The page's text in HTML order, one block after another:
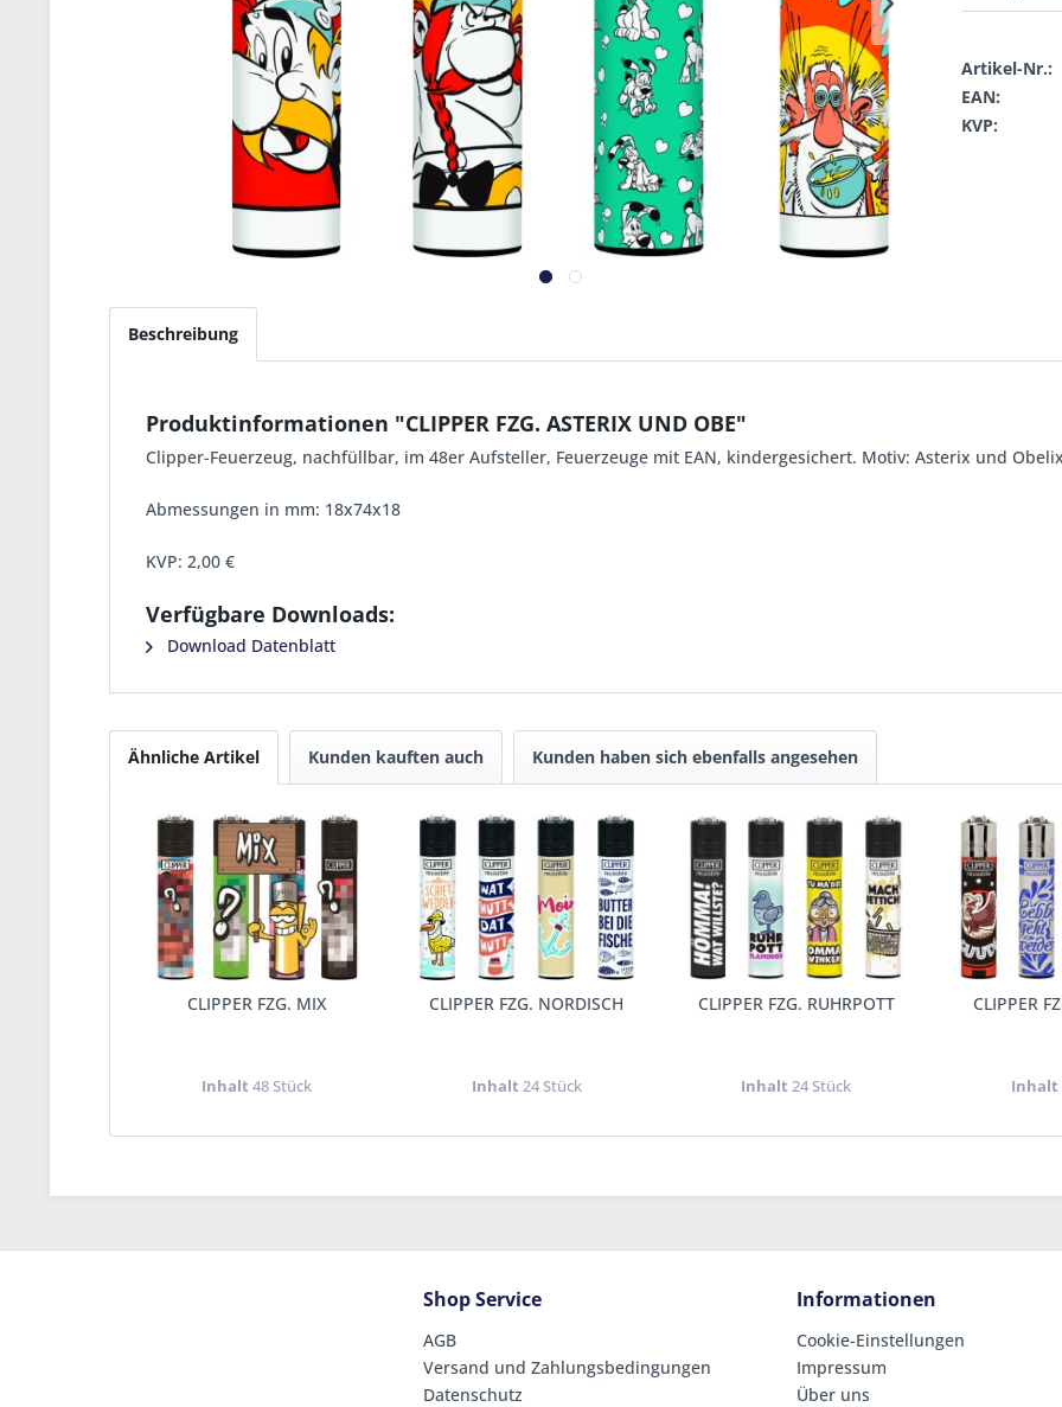
Artikel-Nr.:
EAN:
KVP:
Beschreibung
Produktinformationen "CLIPPER FZG. ASTERIX UND OBE"
Clipper-Feuerzeug, nachfüllbar, im 48er Aufsteller, Feuerzeuge mit EAN, kindergesichert. Motiv: Asterix und
Abmessungen in mm: 18x74x18
KVP: 2,00 €
Verfügbare Downloads:
Download Datenblatt
Ähnliche Artikel Kunden kauften auch Kunden haben sich ebenfalls angesehen
CLIPPER FZG. MIX
Inhalt48 Stück
CLIPPER FZG. NORDISCH
Inhalt 24 Stück
CLIPPER FZG. RUHRPOTT
Inhalt 24 Stück
CLIPPER
Inhalt
Shop Service
AGB
Versand und Zahlungsbedingungen
Datenschutz
Informationen
Cookie-Einstellungen
Impressum
Über uns